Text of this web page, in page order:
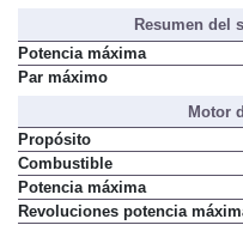
Resumen del
Potencia máxima
Par máximo
Motor
Propósito
Combustible
Potencia máxima
Revoluciones potencia